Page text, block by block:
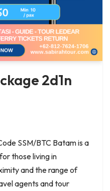
2d1n
SSM/BTC Batam is a
those living in
and the range of
agents and tour